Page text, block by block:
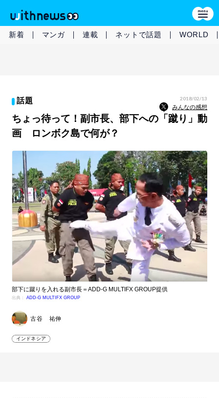
新着 マンガ 連載 ネットで話題 WORLD
話題 2018/02/13
みんなの感想
ちょっ待って！副市長、部下への「蹴り」動
画 ロンボク島で何が？
部下に蹴りを入れる副市長＝ADD-G MULTIFX GROUP提供
出典： ADD-G MULTIFX GROUP
古谷 祐伸
インドネシア